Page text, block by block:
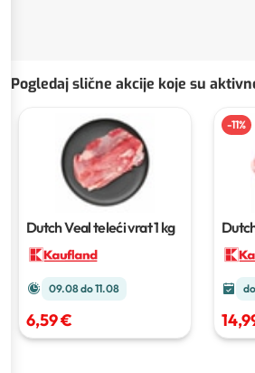
Pogledaj slične akcije koje su
Dutch Veal teleći vrat1 kg
09.08 do 11.08
6,59 €
-11%